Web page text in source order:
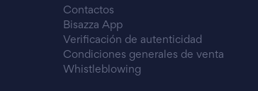
Contactos
Bisazza App
Verificación de autenticidad
Condiciones generales de venta
Whistleblowing